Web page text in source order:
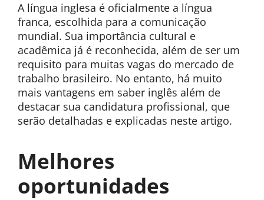
A língua inglesa é oficialmente a língua
franca, escolhida para a comunicação
mundial. Sua importância cultural e
acadêmica já é reconhecida, além de ser um
requisito para muitas vagas do mercado de
trabalho brasileiro. No entanto, há muito
mais vantagens em saber inglês além de
destacar sua candidatura profissional, que
serão detalhadas e explicadas neste artigo.
Melhores
oportunidades